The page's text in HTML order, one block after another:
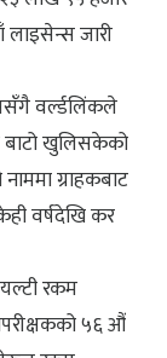
लाइसेन्स जारी
वर्ल्डलिंकले
बाटो खुलिसकेको
ग्राहकबाट
वर्षदेखि कर
रकम
५६ औं